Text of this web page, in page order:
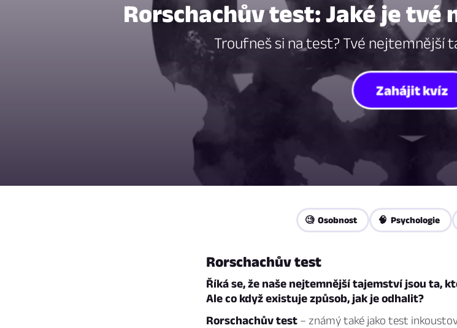
Rorschachův test: Jaké je
Troufneš si na test? Tvé nejtemnější
Zahájit kvíz
🧐 Osobnost 🧠 Psychologie
Rorschachův test
Říká se, že naše nejtemnější tajemství jsou ta,
Ale co když existuje způsob, jak je odhalit?
Rorschachův test – známý také jako test